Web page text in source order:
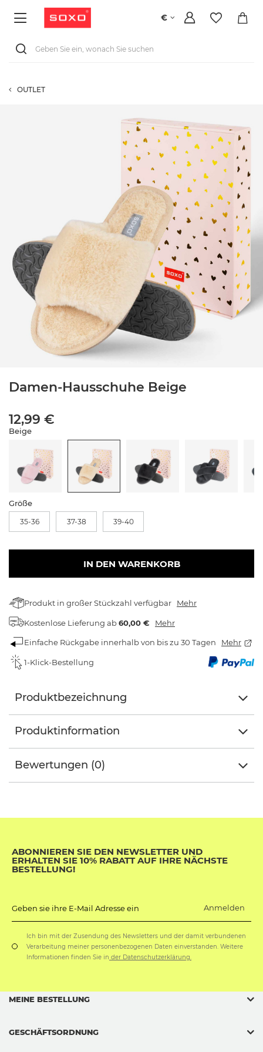
€
OUTLET
Damen-Hausschuhe Beige
12,99 €
Beige
Größe
35-36 37-38 39-40
IN DEN WARENKORB
Produkt in großer Stückzahl verfügbar Mehr
Kostenlose Lieferung ab60,00 € Mehr
Einfache Rückgabe innerhalb von bis zu 30 Tagen Mehr
1-Klick-Bestellung
Produktbezeichnung
Produktinformation
Bewertungen (0)
ABONNIEREN SIE DEN NEWSLETTER UND
ERHALTEN SIE 10% RABATT AUF IHRE NÄCHSTE
BESTELLUNG!
Geben sie ihre E-Mail Adresse ein Anmelden
Ich bin mit der Zusendung des Newsletters und der damit verbundenen
Verarbeitung meiner personenbezogenen Daten einverstanden. Weitere
Informationen finden Sie in der Datenschutzerklärung.
MEINE BESTELLUNG
GESCHÄFTSORDNUNG